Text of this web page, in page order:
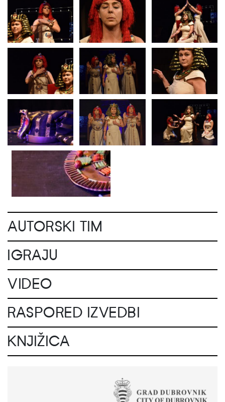
AUTORSKI TIM
IGRAJU
VIDEO
RASPORED IZVEDBI
KNJIŽICA